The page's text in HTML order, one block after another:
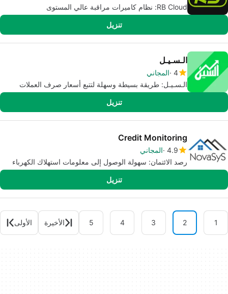
RB Cloud: نظام كاميرات مراقبة عالي المستوى
تنزيل
الـسـيـل
4 المجاني
الـسـيـل: طريقة بسيطة وسهلة لتتبع أسعار صرف العملات
تنزيل
Credit Monitoring
4.9 المجاني
رصد الائتمان: سهولة الوصول إلى معلومات استهلاك الكهرباء
تنزيل
1
2
3
4
5 الأولى الأخيرة